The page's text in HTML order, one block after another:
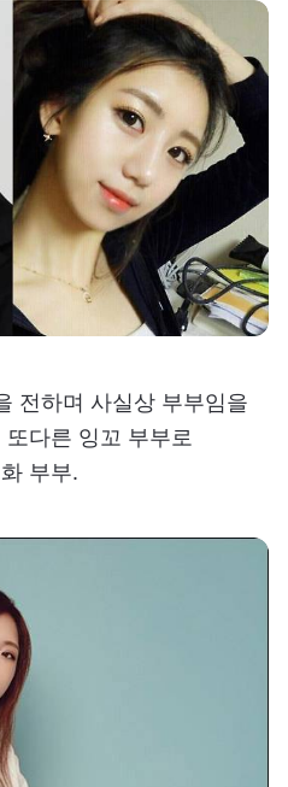
전하며 사실상 부부임을
다른 잉꼬 부부로
부부.